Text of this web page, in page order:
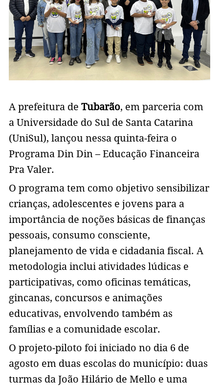
A prefeitura de Tubarão, em parceria com
a Universidade do Sul de Santa Catarina
(UniSul), lançou nessa quinta-feira o
Programa Din Din – Educação Financeira
Pra Valer.
O programa tem como objetivo sensibilizar
crianças, adolescentes e jovens para a
importância de noções básicas de finanças
pessoais, consumo consciente,
planejamento de vida e cidadania fiscal. A
metodologia inclui atividades lúdicas e
participativas, como oficinas temáticas,
gincanas, concursos e animações
educativas, envolvendo também as
famílias e a comunidade escolar.
O projeto-piloto foi iniciado no dia 6 de
agosto em duas escolas do município: duas
turmas da João Hilário de Mello e uma